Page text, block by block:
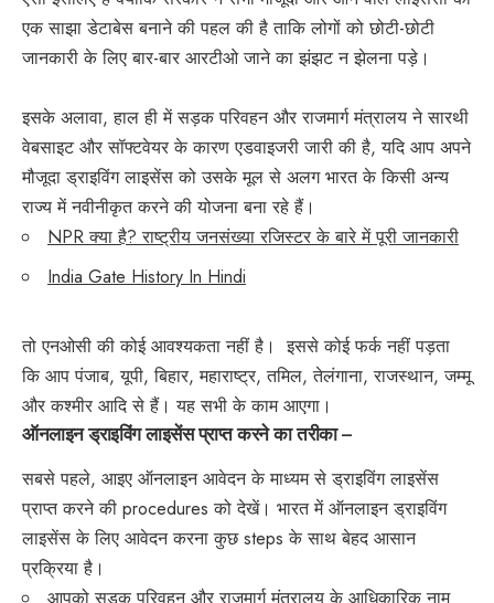
एक साझा डेटाबेस बनाने की पहल की है ताकि लोगों को छोटी-छोटी
जानकारी के लिए बार-बार आरटीओ जाने का झंझट न झेलना पड़े।
इसके अलावा, हाल ही में सड़क परिवहन और राजमार्ग मंत्रालय ने सारथी
वेबसाइट और सॉफ्टवेयर के कारण एडवाइजरी जारी की है, यदि आप अपने
मौजूदा ड्राइविंग लाइसेंस को उसके मूल से अलग भारत के किसी अन्य
राज्य में नवीनीकृत करने की योजना बना रहे हैं।
NPR क्या है? राष्ट्रीय जनसंख्या रजिस्टर के बारे में पूरी जानकारी
India Gate History In Hindi
तो एनओसी की कोई आवश्यकता नहीं है। इससे कोई फर्क नहीं पड़ता
कि आप पंजाब, यूपी, बिहार, महाराष्ट्र, तमिल, तेलंगाना, राजस्थान, जम्मू
और कश्मीर आदि से हैं। यह सभी के काम आएगा।
ऑनलाइन ड्राइविंग लाइसेंस प्राप्त करने का तरीका –
सबसे पहले, आइए ऑनलाइन आवेदन के माध्यम से ड्राइविंग लाइसेंस
प्राप्त करने की procedures को देखें। भारत में ऑनलाइन ड्राइविंग
लाइसेंस के लिए आवेदन करना कुछ steps के साथ बेहद आसान
प्रक्रिया है।